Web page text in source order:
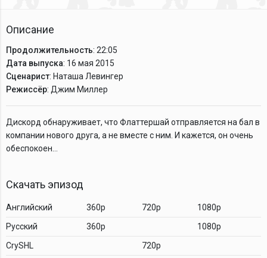
Описание
Продолжительность: 22:05
Дата выпуска: 16 мая 2015
Сценарист: Наташа Левингер
Режиссёр: Джим Миллер
Дискорд обнаруживает, что Флаттершай отправляется на бал в
компании нового друга, а не вместе с ним. И кажется, он очень
обеспокоен…
Скачать эпизод
Английский 360p 720p
1080p
Русский
360p
1080p
CrySHL
720p